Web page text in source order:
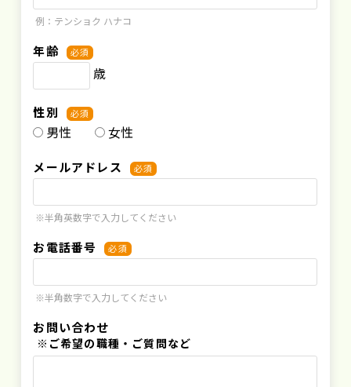
例：テンショク ハナコ
年齢 必須
歳
性別 必須
男性 女性
メールアドレス 必須
※半角英数字で入力してください
お電話番号 必須
※半角数字で入力してください
お問い合わせ
※ご希望の職種・ご質問など